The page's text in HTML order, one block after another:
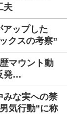
夫
ップした
クスの考察”
マウント動
発…
な実への禁
気行動”に称